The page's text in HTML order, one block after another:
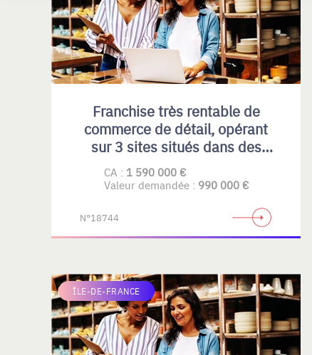
Franchise très rentable de
commerce de détail, opérant
sur 3 sites situés dans des
centres commerciaux
régionaux en IDF
CA : 1 590 000 €
Valeur demandée : 990 000 €
N°18744
ÎLE-DE-FRANCE